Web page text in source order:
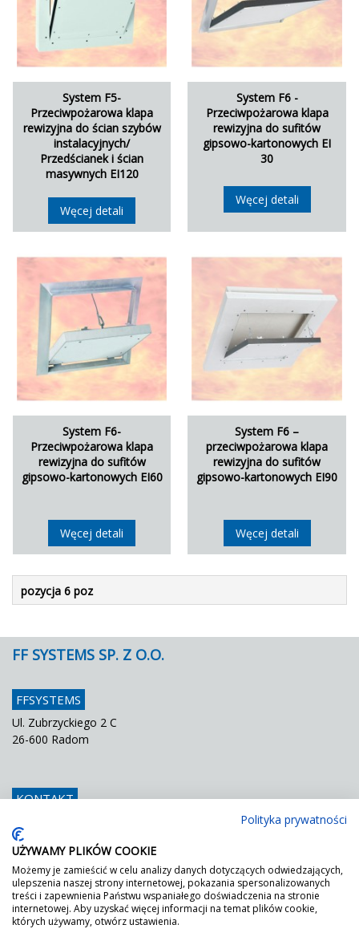
System F5-
Przeciwpożarowa klapa
rewizyjna do ścian szybów
instalacyjnych/
Przedścianek i ścian
masywnych EI120
Węcej detali
System F6 -
Przeciwpożarowa klapa
rewizyjna do sufitów
gipsowo-kartonowych EI
30
Węcej detali
System F6-
Przeciwpożarowa klapa
rewizyjna do sufitów
gipsowo-kartonowych EI60
Węcej detali
System F6 –
przeciwpożarowa klapa
rewizyjna do sufitów
gipsowo-kartonowych EI90
Węcej detali
pozycja 6 poz
FF SYSTEMS SP. Z O.O.
FFSYSTEMS
Ul. Zubrzyckiego 2 C
26-600 Radom
KONTAKT
Fax
E mail
info@ffsystems.pl
FF JEST ZIELONY!
Polityka prywatności
UŻYWAMY PLIKÓW COOKIE
Możemy je zamieścić w celu analizy danych dotyczących odwiedzających,
ulepszenia naszej strony internetowej, pokazania spersonalizowanych
treści i zapewnienia Państwu wspaniałego doświadczenia na stronie
internetowej. Aby uzyskać więcej informacji na temat plików cookie,
których używamy, otwórz ustawienia.